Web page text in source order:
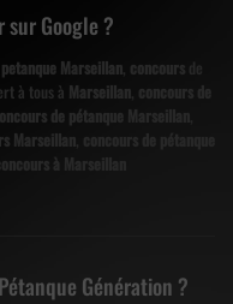
sur Google ?
Marseillan, concoursde
à tous à Marseillan, concours de
de pétanque Marseillan
Marseillan, concours de pétanque
à Marseillan
Génération ?